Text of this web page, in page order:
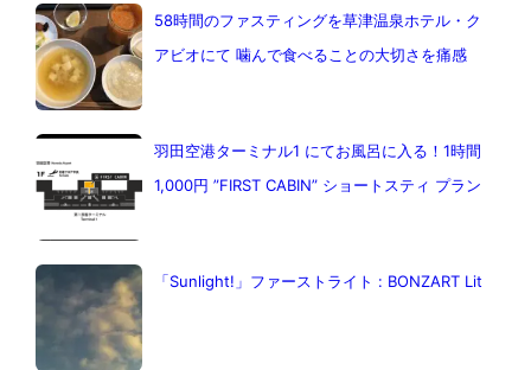
58時間のファスティングを草津温泉ホテル・ク
アビオにて 噛んで食べることの大切さを痛感
羽田空港ターミナル1 にてお風呂に入る！1時間
1,000円 ”FIRST CABIN” ショートスティ プラン
「Sunlight!」ファーストライト : BONZART Lit